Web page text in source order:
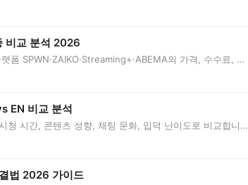
비교 분석 2026
폼 SPWN·ZAIKO·Streaming+·ABEMA의 가격, 수수료, 해
EN 비교 분석
청 시간, 콘텐츠 성향, 채팅 문화, 입덕 난이도로 비교합니
법 2026 가이드